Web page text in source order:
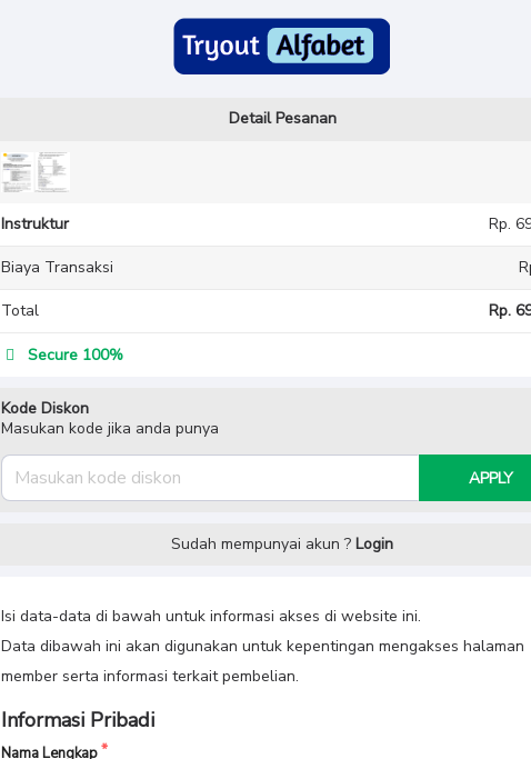
Detail Pesanan
Instruktur Rp.
Biaya Transaksi
Total Rp.
Secure 100%
Kode Diskon
Masukan kode jika anda punya
APPLY
Sudah mempunyai akun ? Login
Isi data-data di bawah untuk informasi akses di website ini.
Data dibawah ini akan digunakan untuk kepentingan mengakses halaman
member serta informasi terkait pembelian.
Informasi Pribadi
Nama Lengkap